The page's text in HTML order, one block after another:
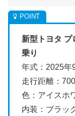
新型トヨタ
乗り
年式：2025年
走行距離：
色：アイスホ
内装：ブラッ